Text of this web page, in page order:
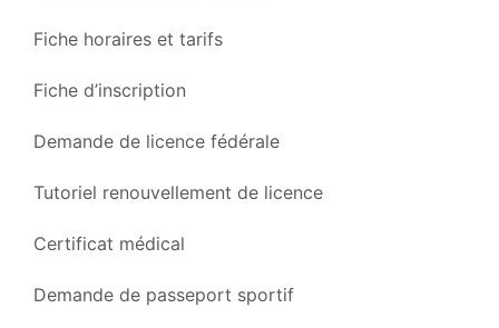
Fiche horaires et tarifs
Fiche d’inscription
Demande de licence fédérale
Tutoriel renouvellement de licence
Certificat médical
Demande de passeport sportif